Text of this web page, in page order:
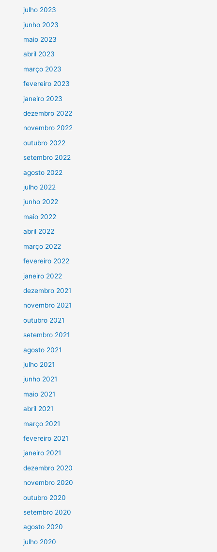
julho 2023
junho 2023
maio 2023
abril 2023
março 2023
fevereiro 2023
janeiro 2023
dezembro 2022
novembro 2022
outubro 2022
setembro 2022
agosto 2022
julho 2022
junho 2022
maio 2022
abril 2022
março 2022
fevereiro 2022
janeiro 2022
dezembro 2021
novembro 2021
outubro 2021
setembro 2021
agosto 2021
julho 2021
junho 2021
maio 2021
abril 2021
março 2021
fevereiro 2021
janeiro 2021
dezembro 2020
novembro 2020
outubro 2020
setembro 2020
agosto 2020
julho 2020